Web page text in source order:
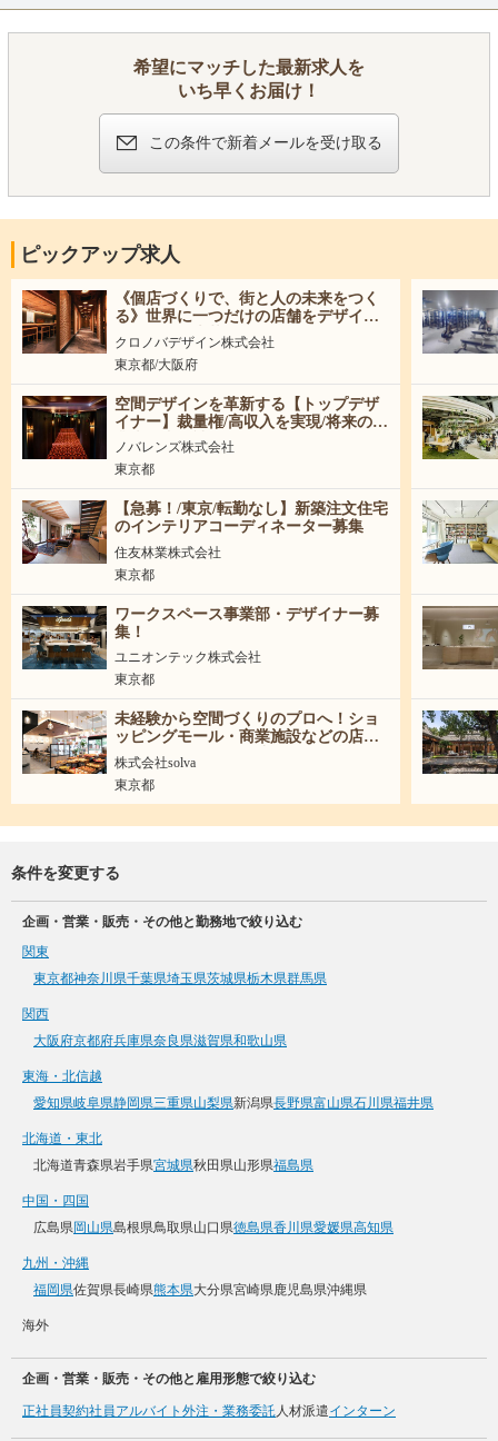
【ジュニア】
月給35万円以上〜40万円未満
【ミドル】
月給40万円以上～50万円未満
【シニア】
月給50万円以上～65万円未満
希望にマッチした最新求人を
いち早くお届け！
この条件で新着メールを受け取る
ピックアップ求人
《個店づくりで、街と人の未来をつく
る》世界に一つだけの店舗をデザイン
する仲間を大募集！
クロノバデザイン株式会社
東京都/大阪府
空間デザインを革新する【トップデザ
イナー】裁量権/高収入を実現/将来の事
業責任者候補
ノバレンズ株式会社
東京都
【急募！/東京/転勤なし】新築注文住宅
のインテリアコーディネーター募集
住友林業株式会社
東京都
ワークスペース事業部・デザイナー募
集！
ユニオンテック株式会社
東京都
未経験から空間づくりのプロへ！ショ
ッピングモール・商業施設などの店舗
づくりを企画から引渡しまで担当する
空間ディレクター
株式会社solva
東京都
条件を変更する
企画・営業・販売・その他と勤務地で絞り込む
関東
東京都神奈川県千葉県埼玉県茨城県栃木県群馬県
関西
大阪府京都府兵庫県奈良県滋賀県和歌山県
東海・北信越
愛知県岐阜県静岡県三重県山梨県新潟県長野県富山県石川県福井県
北海道・東北
北海道青森県岩手県宮城県秋田県山形県福島県
中国・四国
広島県岡山県島根県鳥取県山口県徳島県香川県愛媛県高知県
九州・沖縄
福岡県佐賀県長崎県熊本県大分県宮崎県鹿児島県沖縄県
海外
企画・営業・販売・その他と雇用形態で絞り込む
正社員契約社員アルバイト 外注・業務委託人材派遣インターン